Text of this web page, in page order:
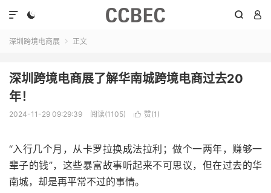
  

深圳跨境电商展  正文
深圳跨境电商展了解华南城跨境电商过去20
年！
2024-11-29 09:29:39 阅读(1105)  赞(1 )
“入行几个月，从卡罗拉换成法拉利；做个一两年，赚够一
辈子的钱”，这些暴富故事听起来不可思议，但在过去的华
南城，却是再平常不过的事情。